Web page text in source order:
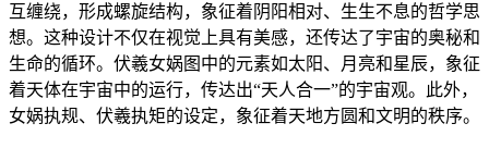
互缠绕，形成螺旋结构，象征着阴阳相对、生生不息的哲学思
想。这种设计不仅在视觉上具有美感，还传达了宇宙的奥秘和
生命的循环。伏羲女娲图中的元素如太阳、月亮和星辰，象征
着天体在宇宙中的运行，传达出“天人合一”的宇宙观。此外，
女娲执规、伏羲执矩的设定，象征着天地方圆和文明的秩序‌。